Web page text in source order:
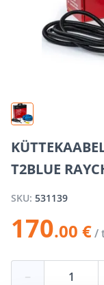
T2BLUE
SKU: 531139
170.00 €/
−